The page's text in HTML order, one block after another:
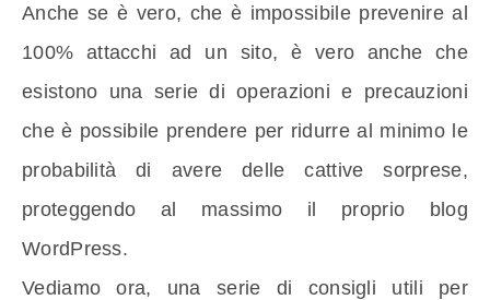
Anche se è vero, che è impossibile prevenire al
100% attacchi ad un sito, è vero anche che
esistono una serie di operazioni e precauzioni
che è possibile prendere per ridurre al minimo le
probabilità di avere delle cattive sorprese,
proteggendo al massimo il proprio blog
WordPress.
Vediamo ora, una serie di consigli utili per